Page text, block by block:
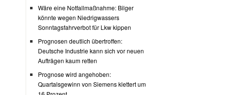
Wäre eine Notfallmaßnahme: Bilger
könnte wegen Niedrigwassers
Sonntagsfahrverbot für Lkw kippen
Prognosen deutlich übertroffen:
Deutsche Industrie kann sich vor neuen
Aufträgen kaum retten
Prognose wird angehoben:
Quartalsgewinn von Siemens klettert um